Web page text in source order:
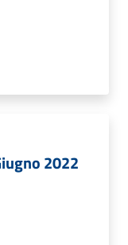
2022